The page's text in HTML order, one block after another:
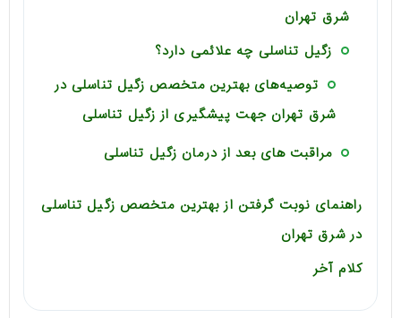
شرق تهران
زگیل تناسلی چه علائمی دارد؟
توصیه‌‌های بهترین متخصص زگیل تناسلی در
شرق تهران جهت پیشگیری از زگیل تناسلی
مراقبت های بعد از درمان زگیل تناسلی
راهنمای نوبت گرفتن از بهترین متخصص زگیل تناسلی
در شرق تهران
کلام آخر